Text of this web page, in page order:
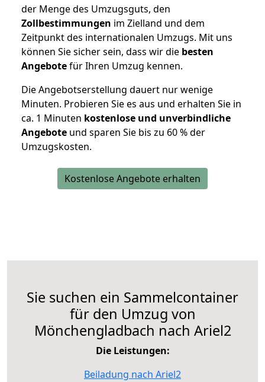
der Menge des Umzugsguts, den
Zollbestimmungen im Zielland und dem
Zeitpunkt des internationalen Umzugs. Mit uns
können Sie sicher sein, dass wir die besten
Angebotefür Ihren Umzug kennen.
Die Angebotserstellung dauert nur wenige
Minuten. Probieren Sie es aus und erhalten Sie in
ca. 1 Minuten kostenlose und unverbindliche
Angebote und sparen Sie bis zu 60 % der
Umzugskosten.
Kostenlose Angebote erhalten
Sie suchen ein Sammelcontainer
für den Umzug von
Mönchengladbach nach Ariel2
Die Leistungen:
Beiladung nach Ariel2